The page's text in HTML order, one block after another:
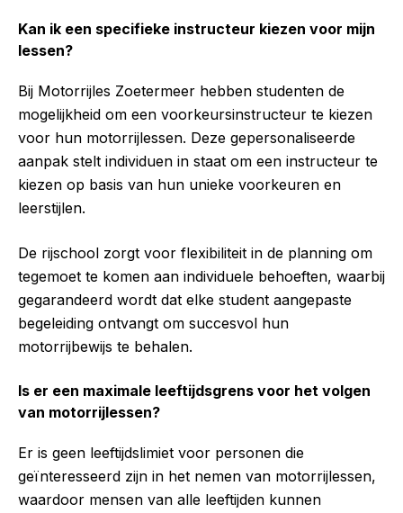
Kan ik een specifieke instructeur kiezen voor mijn
lessen?
Bij Motorrijles Zoetermeer hebben studenten de
mogelijkheid om een voorkeursinstructeur te kiezen
voor hun motorrijlessen. Deze gepersonaliseerde
aanpak stelt individuen in staat om een instructeur te
kiezen op basis van hun unieke voorkeuren en
leerstijlen.
De rijschool zorgt voor flexibiliteit in de planning om
tegemoet te komen aan individuele behoeften, waarbij
gegarandeerd wordt dat elke student aangepaste
begeleiding ontvangt om succesvol hun
motorrijbewijs te behalen.
Is er een maximale leeftijdsgrens voor het volgen
van motorrijlessen?
Er is geen leeftijdslimiet voor personen die
geïnteresseerd zijn in het nemen van motorrijlessen,
waardoor mensen van alle leeftijden kunnen